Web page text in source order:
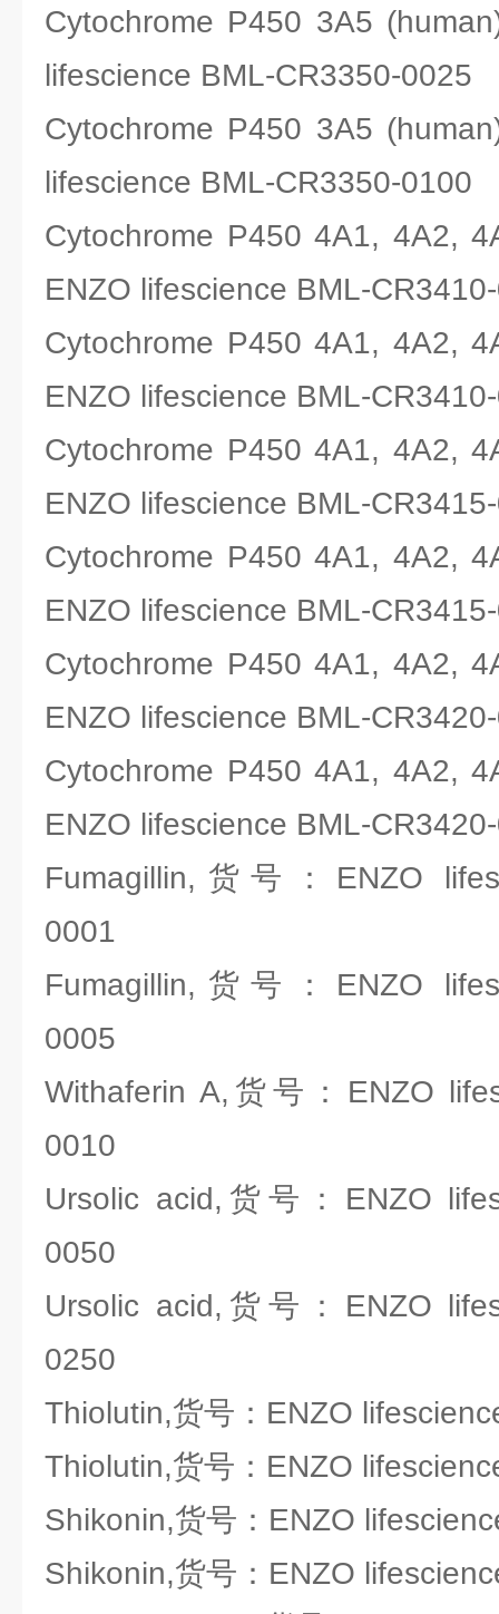
Cytochrome P450 3A5
lifescience BML-CR3350-0025
Cytochrome P450 3A5
lifescience BML-CR3350-0100
Cytochrome P450 4A1, 4A2,
ENZO lifescience BML-
Cytochrome P450 4A1, 4A2,
ENZO lifescience BML-
Cytochrome P450 4A1, 4A2,
ENZO lifescience BML-
Cytochrome P450 4A1, 4A2,
ENZO lifescience BML-
Cytochrome P450 4A1, 4A2,
ENZO lifescience BML-
Cytochrome P450 4A1, 4A2,
ENZO lifescience BML-
Fumagillin,货号：ENZO
0001
Fumagillin,货号：ENZO
0005
Withaferin A,货号：ENZO
0010
Ursolic acid,货号：ENZO
0050
Ursolic acid,货号：ENZO
0250
Thiolutin,货号：ENZO
Thiolutin,货号：ENZO
Shikonin,货号：ENZO
Shikonin,货号：ENZO